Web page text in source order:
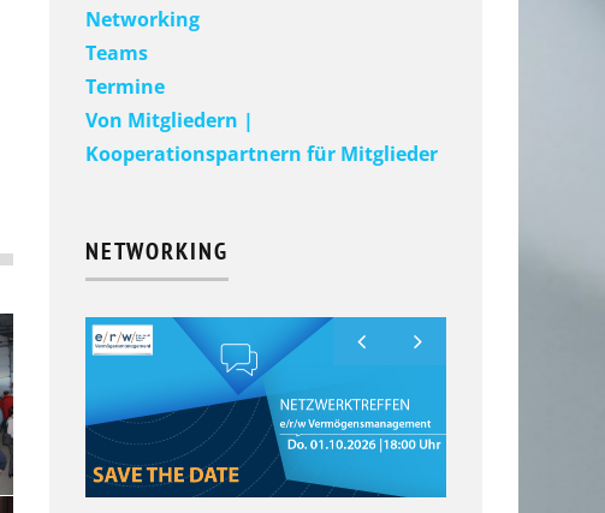
Networking
Teams
Termine
Von Mitgliedern |
Kooperationspartnern für Mitglieder
NETWORKING